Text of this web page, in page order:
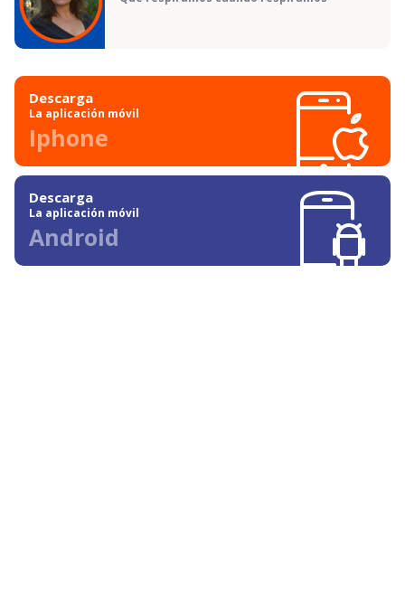
Descarga
La aplicación móvil
Iphone
Descarga
La aplicación móvil
Android